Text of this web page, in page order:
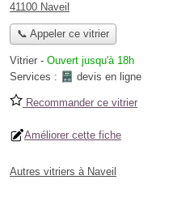
41100 Naveil
📞 Appeler ce vitrier
Vitrier - Ouvert jusqu'à 18h
Services :
devis en ligne
Recommander ce vitrier
Améliorer cette fiche
Autres vitriers à Naveil